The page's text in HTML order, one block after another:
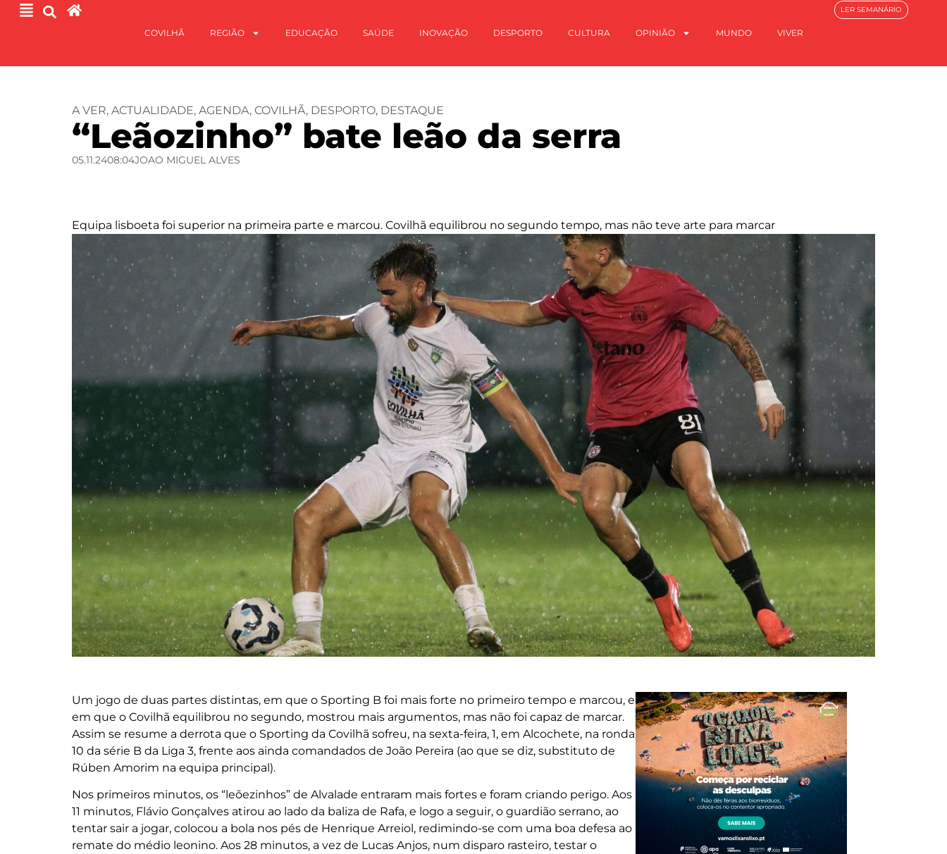
COVILHÃ REGIÃO EDUCAÇÃO SAÚDE INOVAÇÃO DESPORTO CULTURA OPINIÃO MUNDO VIVER
LER SEMANÁRIO
A VER, ACTUALIDADE, AGENDA, COVILHÃ, DESPORTO, DESTAQUE
“Leãozinho” bate leão da serra
05.11.2408:04JOAO MIGUEL ALVES
Equipa lisboeta foi superior na primeira parte e marcou. Covilhã equilibrou no segundo tempo, mas não teve arte para marcar
Um jogo de duas partes distintas, em que o Sporting B foi mais forte no primeiro tempo e marcou, e
em que o Covilhã equilibrou no segundo, mostrou mais argumentos, mas não foi capaz de marcar.
Assim se resume a derrota que o Sporting da Covilhã sofreu, na sexta-feira, 1, em Alcochete, na ronda
10 da série B da Liga 3, frente aos ainda comandados de João Pereira (ao que se diz, substituto de
Rúben Amorim na equipa principal).
Nos primeiros minutos, os “leõezinhos” de Alvalade entraram mais fortes e foram criando perigo. Aos
11 minutos, Flávio Gonçalves atirou ao lado da baliza de Rafa, e logo a seguir, o guardião serrano, ao
tentar sair a jogar, colocou a bola nos pés de Henrique Arreiol, redimindo-se com uma boa defesa ao
remate do médio leonino. Aos 28 minutos, a vez de Lucas Anjos, num disparo rasteiro, testar o